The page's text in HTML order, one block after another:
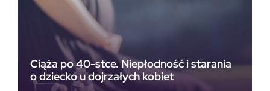
Ciąża po 40-stce. Niepłodność i starania
o dziecko u dojrzałych kobiet